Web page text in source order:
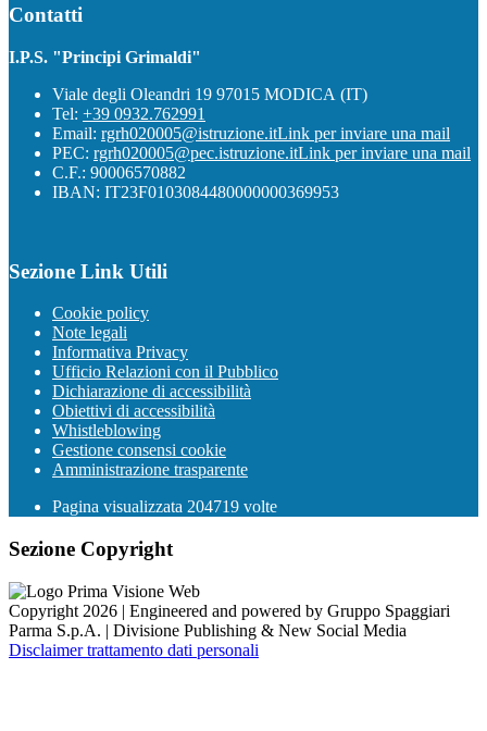
Contatti
I.P.S. "Principi Grimaldi"
Viale degli Oleandri 19 97015 MODICA (IT)
Tel: +39 0932.762991
Email: rgrh020005@istruzione.itLink per inviare una mail
PEC: rgrh020005@pec.istruzione.itLink per inviare una mail
C.F.: 90006570882
IBAN: IT23F0103084480000000369953
Sezione Link Utili
Cookie policy
Note legali
Informativa Privacy
Ufficio Relazioni con il Pubblico
Dichiarazione di accessibilità
Obiettivi di accessibilità
Whistleblowing
Gestione consensi cookie
Amministrazione trasparente
Pagina visualizzata 204719 volte
Sezione Copyright
Copyright 2026 | Engineered and powered by Gruppo Spaggiari
Parma S.p.A. | Divisione Publishing & New Social Media
Disclaimer trattamento dati personali